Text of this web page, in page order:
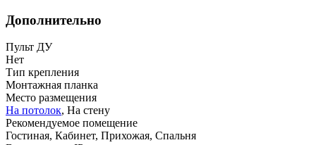
Дополнительно
Пульт ДУ
Нет
Тип крепления
Монтажная планка
Место размещения
На потолок, На стену
Рекомендуемое помещение
Гостиная, Кабинет, Прихожая, Спальня